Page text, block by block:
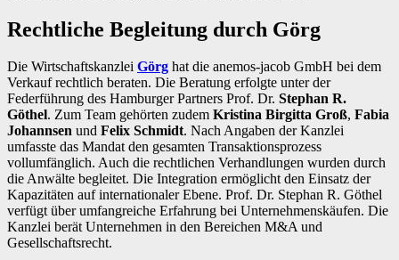
Rechtliche Begleitung durch Görg
Die Wirtschaftskanzlei Görg hat die anemos-jacob GmbH bei dem
Verkauf rechtlich beraten. Die Beratung erfolgte unter der
Federführung des Hamburger Partners Prof. Dr. Stephan R.
Göthel. Zum Team gehörten zudem Kristina Birgitta Groß, Fabia
Johannsen und Felix Schmidt. Nach Angaben der Kanzlei
umfasste das Mandat den gesamten Transaktionsprozess
vollumfänglich. Auch die rechtlichen Verhandlungen wurden durch
die Anwälte begleitet. Die Integration ermöglicht den Einsatz der
Kapazitäten auf internationaler Ebene. Prof. Dr. Stephan R. Göthel
verfügt über umfangreiche Erfahrung bei Unternehmenskäufen. Die
Kanzlei berät Unternehmen in den Bereichen M&A und
Gesellschaftsrecht.